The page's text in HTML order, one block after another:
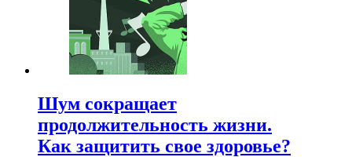
Шум сокращает
продолжительность жизни.
Как защитить свое здоровье?